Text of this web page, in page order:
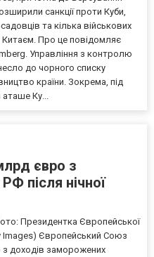
санкції проти Куби,
та кілька військових
Китаєм. Про це повідомляє
Управління з контролю
до чорного списку
країни. Зокрема, під
Ку...
євро з
після нічної
Президентка Європейської
Images) Європейський Союз
з доходів заморожених